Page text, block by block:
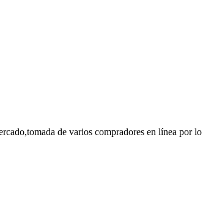
de varios compradores en línea por